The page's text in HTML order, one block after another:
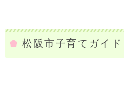
松阪市子育てガイド